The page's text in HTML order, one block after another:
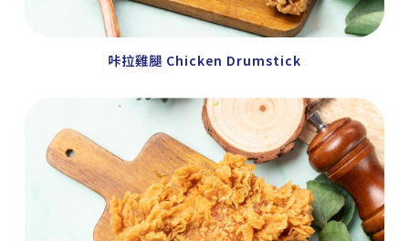
咔拉雞腿 Chicken Drumstick